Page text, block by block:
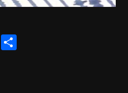
WhatsApp